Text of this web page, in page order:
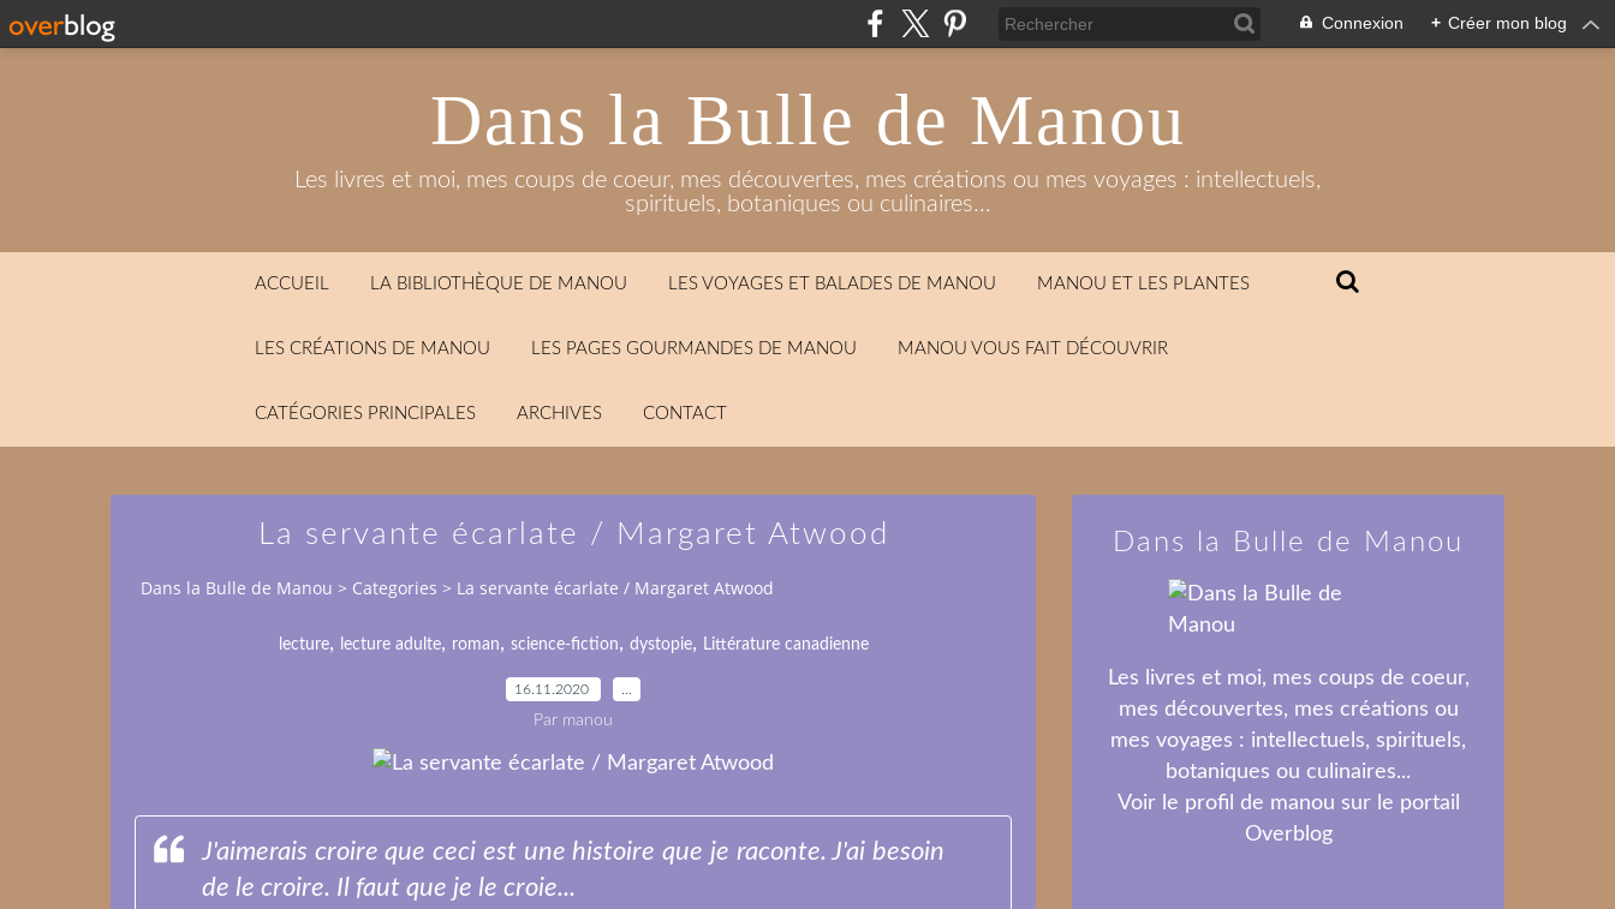
Connexion + Créer mon blog
Dans la Bulle de Manou
Les livres et moi, mes coups de coeur, mes découvertes, mes créations ou mes voyages : intellectuels,
spirituels, botaniques ou culinaires...
ACCUEIL LA BIBLIOTHÈQUE DE MANOU LES VOYAGES ET BALADES DE MANOU MANOU ET LES PLANTES
LES CRÉATIONS DE MANOU LES PAGES GOURMANDES DE MANOU MANOU VOUS FAIT DÉCOUVRIR
CATÉGORIES PRINCIPALES ARCHIVES CONTACT
La servante écarlate / Margaret Atwood
Dans la Bulle de Manou > Categories > La servante écarlate / Margaret Atwood
lecture, lecture adulte, roman, science-fiction, dystopie, Littérature canadienne
16.11.2020
Par manou
J'aimerais croire que ceci est une histoire que je raconte. J'ai besoin
de le croire. Il faut que je le croie...
Dans la Bulle de Manou
Les livres et moi, mes coups de coeur,
mes découvertes, mes créations ou
mes voyages : intellectuels, spirituels,
botaniques ou culinaires...
Voir le profil de manou sur le portail
Overblog